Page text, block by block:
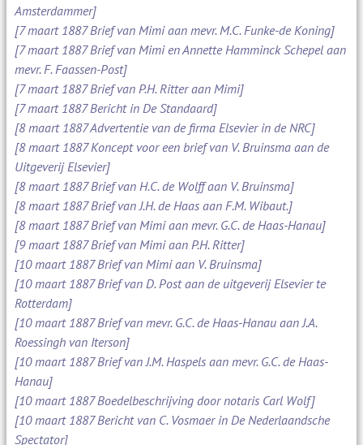
Amsterdammer]
[7 maart 1887 Brief van Mimi aan mevr. M.C. Funke-de Koning]
[7 maart 1887 Brief van Mimi en Annette Hamminck Schepel aan
mevr. F. Faassen-Post]
[7 maart 1887 Brief van P.H. Ritter aan Mimi]
[7 maart 1887 Bericht in De Standaard]
[8 maart 1887 Advertentie van de firma Elsevier in de NRC]
[8 maart 1887 Koncept voor een brief van V. Bruinsma aan de
Uitgeverij Elsevier]
[8 maart 1887 Brief van H.C. de Wolff aan V. Bruinsma]
[8 maart 1887 Brief van J.H. de Haas aan F.M. Wibaut.]
[8 maart 1887 Brief van Mimi aan mevr. G.C. de Haas-Hanau]
[9 maart 1887 Brief van Mimi aan P.H. Ritter]
[10 maart 1887 Brief van Mimi aan V. Bruinsma]
[10 maart 1887 Brief van D. Post aan de uitgeverij Elsevier te
Rotterdam]
[10 maart 1887 Brief van mevr. G.C. de Haas-Hanau aan J.A.
Roessingh van Iterson]
[10 maart 1887 Brief van J.M. Haspels aan mevr. G.C. de Haas-
Hanau]
[10 maart 1887 Boedelbeschrijving door notaris Carl Wolf]
[10 maart 1887 Bericht van C. Vosmaer in De Nederlaandsche
Spectator]